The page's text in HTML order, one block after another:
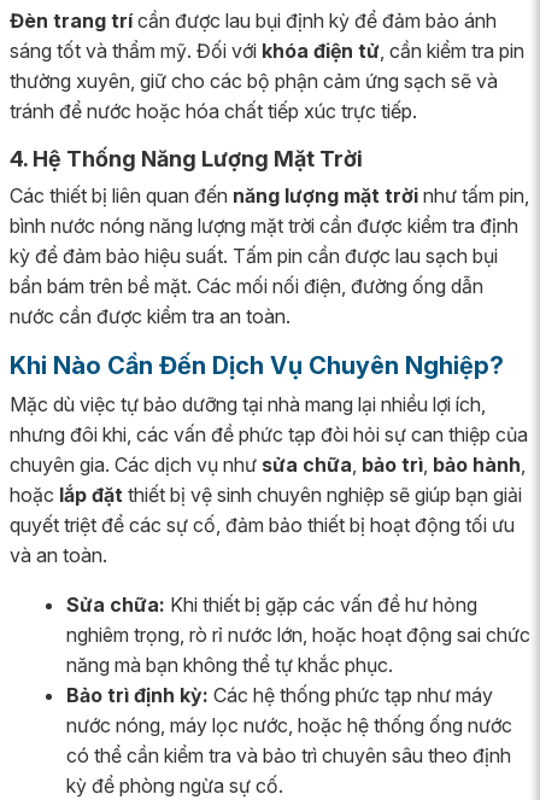
Đèn trang trícần được lau bụi định kỳ để đảm bảo ánh
sáng tốt và thẩm mỹ. Đối với khóa điện tử , cần kiểm tra pin
thường xuyên, giữ cho các bộ phận cảm ứng sạch sẽ và
tránh để nước hoặc hóa chất tiếp xúc trực tiếp.
4. Hệ Thống Năng Lượng Mặt Trời
Các thiết bị liên quan đến năng lượng mặt trời như tấm pin,
bình nước nóng năng lượng mặt trời cần được kiểm tra định
kỳ để đảm bảo hiệu suất. Tấm pin cần được lau sạch bụi
bẩn bám trên bề mặt. Các mối nối điện, đường ống dẫn
nước cần được kiểm tra an toàn.
Khi Nào Cần Đến Dịch Vụ Chuyên Nghiệp?
Mặc dù việc tự bảo dưỡng tại nhà mang lại nhiều lợi ích,
nhưng đôi khi, các vấn đề phức tạp đòi hỏi sự can thiệp của
chuyên gia. Các dịch vụ như sửa chữa bảo trì bảo hành
hoặc lắp đặt thiết bị vệ sinh chuyên nghiệp sẽ giúp bạn giải
quyết triệt để các sự cố, đảm bảo thiết bị hoạt động tối ưu
và an toàn.
Sửa chữa: Khi thiết bị gặp các vấn đề hư hỏng
nghiêm trọng, rò rỉ nước lớn, hoặc hoạt động sai chức
năng mà bạn không thể tự khắc phục.
Bảo trì định kỳ: Các hệ thống phức tạp như máy
nước nóng, máy lọc nước, hoặc hệ thống ống nước
có thể cần kiểm tra và bảo trì chuyên sâu theo định
kỳ để phòng ngừa sự cố.